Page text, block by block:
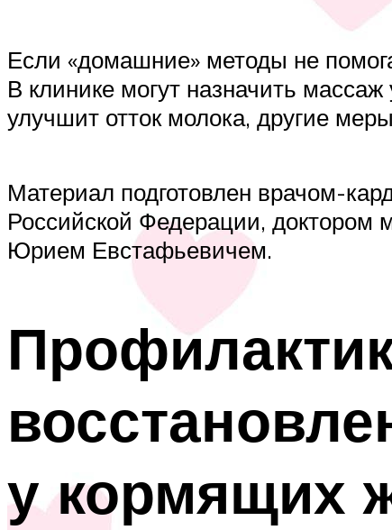
Если «домашние» методы не
В клинике могут назначить
улучшит отток молока, другие
Материал подготовлен врачом-
Российской Федерации, доктором
Юрием Евстафьевичем.
у кормящих